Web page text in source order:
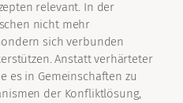
relevant. In der
nicht mehr
sich verbunden
Anstatt verhärteter
es in Gemeinschaften zu
der Konfliktlösung,